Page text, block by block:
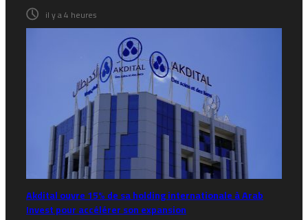
il y a 4 heures
Akdital ouvre 15% de sa holding internationale à Arab
Invest pour accélérer son expansion